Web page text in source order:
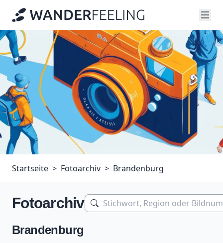
Startseite Fotoarchiv Brandenburg
Fotoarchiv
Brandenburg